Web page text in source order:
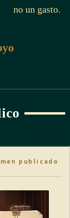
no un gasto.
publicado